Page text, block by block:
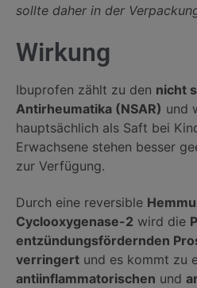
sollte daher in der
Wirkung
Ibuprofen zählt zu den nicht
Antirheumatika (NSAR) und
hauptsächlich als Saft bei
Erwachsene stehen besser
zur Verfügung.
Durch eine reversible
Cyclooxygenase-2 wird die
entzündungsfördernden
verringert und es kommt zu
antiinflammatorischen und